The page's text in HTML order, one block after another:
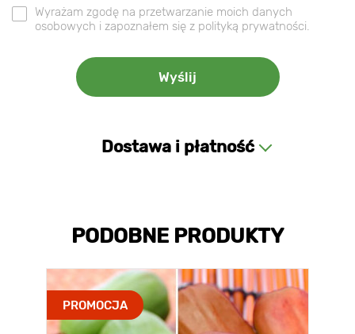
Wyrażam zgodę na przetwarzanie moich danych
osobowych i zapoznałem się z polityką prywatności.
Dostawa i płatność
PODOBNE PRODUKTY
PROMOCJA